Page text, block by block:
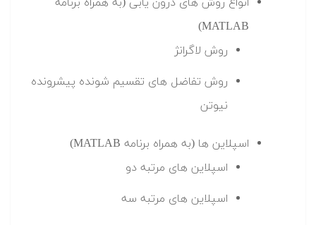
MATLAB)
روش لاگرانژ
روش تفاضل های تقسیم شونده پیشرونده
نیوتن
اسپلاین ها (به همراه برنامه MATLAB)
اسپلاین های مرتبه دو
اسپلاین های مرتبه سه